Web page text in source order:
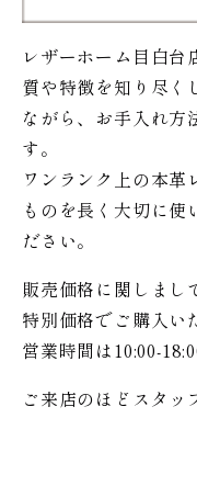
レザーホーム目白台
質や特徴を知り尽く
ながら、お手入れ方
す。
ワンランク上の本革
ものを長く大切に使
ださい。
販売価格に関しまし
特別価格でご購入い
営業時間は10:00-
ご来店のほどスタッ